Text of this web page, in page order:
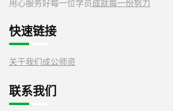
用心服务好每一位学员成就每一份努力
快速链接
关于我们成公师资
联系我们